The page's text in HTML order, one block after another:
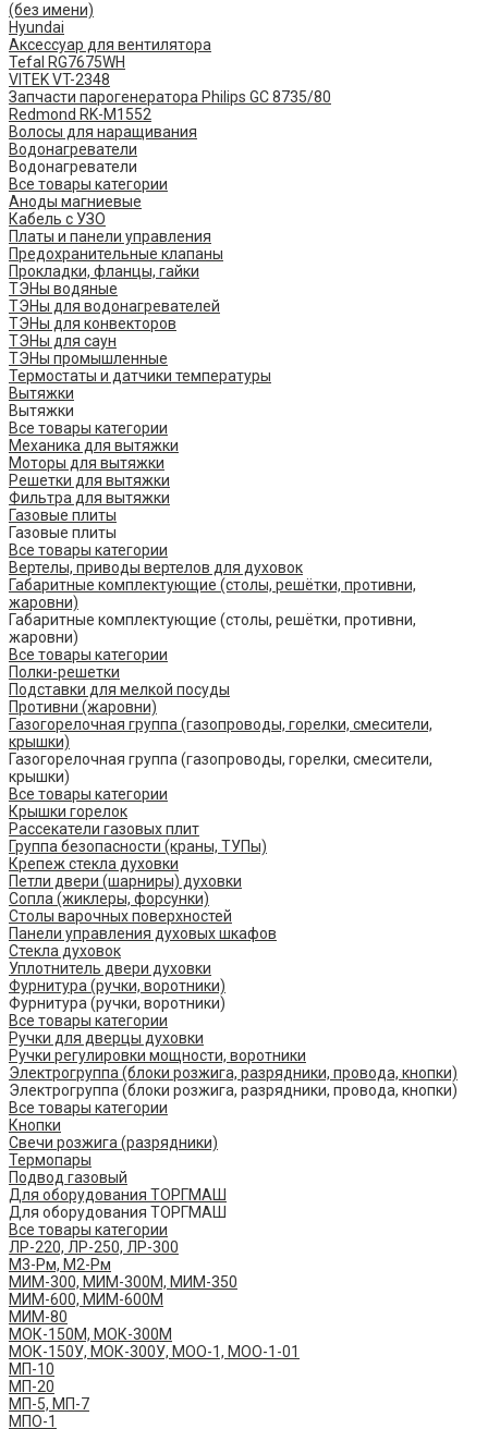
(без имени)
Hyundai
Аксессуар для вентилятора
Tefal RG7675WH
VITEK VT-2348
Запчасти парогенератора Philips GC 8735/80
Redmond RK-M1552
Волосы для наращивания
Водонагреватели
Водонагреватели
Все товары категории
Аноды магниевые
Кабель с УЗО
Платы и панели управления
Предохранительные клапаны
Прокладки, фланцы, гайки
ТЭНы водяные
ТЭНы для водонагревателей
ТЭНы для конвекторов
ТЭНы для саун
ТЭНы промышленные
Термостаты и датчики температуры
Вытяжки
Вытяжки
Все товары категории
Механика для вытяжки
Моторы для вытяжки
Решетки для вытяжки
Фильтра для вытяжки
Газовые плиты
Газовые плиты
Все товары категории
Вертелы, приводы вертелов для духовок
Габаритные комплектующие (столы, решётки, противни,
жаровни)
Габаритные комплектующие (столы, решётки, противни,
жаровни)
Все товары категории
Полки-решетки
Подставки для мелкой посуды
Противни (жаровни)
Газогорелочная группа (газопроводы, горелки, смесители,
крышки)
Газогорелочная группа (газопроводы, горелки, смесители,
крышки)
Все товары категории
Крышки горелок
Рассекатели газовых плит
Группа безопасности (краны, ТУПы)
Крепеж стекла духовки
Петли двери (шарниры) духовки
Сопла (жиклеры, форсунки)
Столы варочных поверхностей
Панели управления духовых шкафов
Стекла духовок
Уплотнитель двери духовки
Фурнитура (ручки, воротники)
Фурнитура (ручки, воротники)
Все товары категории
Ручки для дверцы духовки
Ручки регулировки мощности, воротники
Электрогруппа (блоки розжига, разрядники, провода, кнопки)
Электрогруппа (блоки розжига, разрядники, провода, кнопки)
Все товары категории
Кнопки
Свечи розжига (разрядники)
Термопары
Подвод газовый
Для оборудования ТОРГМАШ
Для оборудования ТОРГМАШ
Все товары категории
ЛР-220, ЛР-250, ЛР-300
М3-Рм, М2-Рм
МИМ-300, МИМ-300М, МИМ-350
МИМ-600, МИМ-600М
МИМ-80
МОК-150М, МОК-300М
МОК-150У, МОК-300У, МОО-1, МОО-1-01
МП-10
МП-20
МП-5, МП-7
МПО-1